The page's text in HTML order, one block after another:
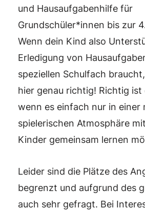
und Hausaufgabenhilfe für
Grundschüler*innen bis zur
Wenn dein Kind also
Erledigung von
speziellen Schulfach
hier genau richtig! Richtig ist
wenn es einfach nur in einer
spielerischen Atmosphäre
Kinder gemeinsam lernen
Leider sind die Plätze des
begrenzt und aufgrund des
auch sehr gefragt. Bei